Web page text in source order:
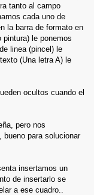
tanto al campo
cada uno de
la barra de formato en
le ponemos
linea (pincel) le
(Una letra A) le
ocultos cuando el
pero nos
bueno para solucionar
insertamos un
de insertarlo se
a ese cuadro..